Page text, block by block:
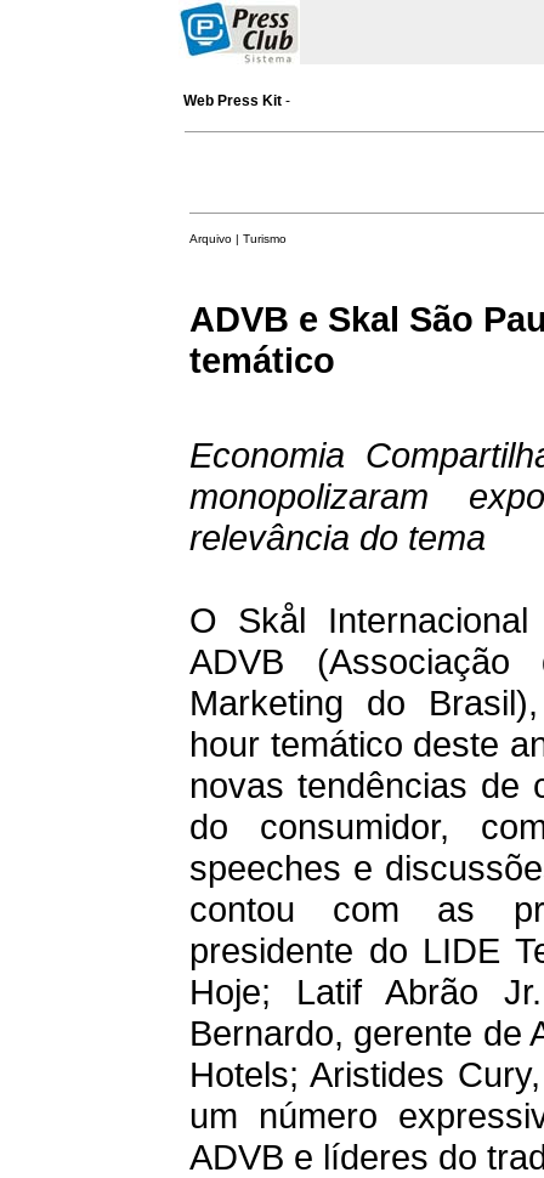
Web Press Kit -
Arquivo | Turismo
ADVB e Skal São
temático
Economia
monopolizaram
relevância do tema
O Skål
ADVB
Marketing do
hour temático deste
novas tendências de
do consumidor,
speeches e
contou com as
presidente do LIDE
Hoje; Latif Abrão
Bernardo, gerente de
Hotels; Aristides
um número
ADVB e líderes do